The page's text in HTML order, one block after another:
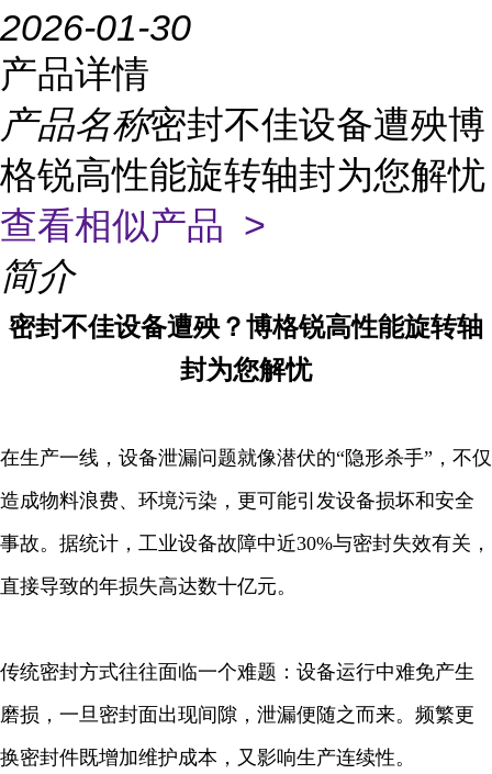
2026-01-30
产品详情
产品名称密封不佳设备遭殃博
格锐高性能旋转轴封为您解忧
查看相似产品 >
简介
密封不佳设备遭殃？博格锐高性能旋转轴
封为您解忧
在生产一线，设备泄漏问题就像潜伏的“隐形杀手”，不仅
造成物料浪费、环境污染，更可能引发设备损坏和安全
事故。据统计，工业设备故障中近30%与密封失效有关，
直接导致的年损失高达数十亿元。
传统密封方式往往面临一个难题：设备运行中难免产生
磨损，一旦密封面出现间隙，泄漏便随之而来。频繁更
换密封件既增加维护成本，又影响生产连续性。